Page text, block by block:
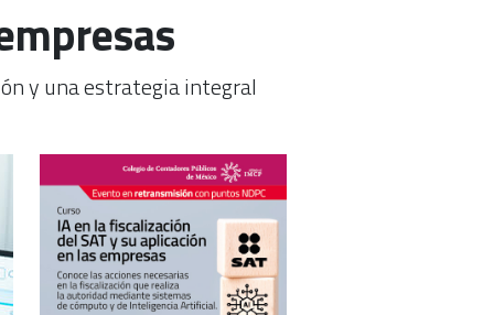
y una estrategia integral